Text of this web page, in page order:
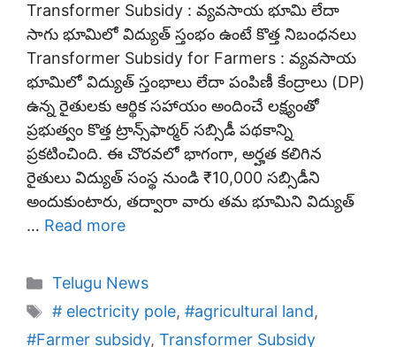
Transformer Subsidy : వ్యవసాయ భూమి లేదా
సాగు భూమిలో విద్యుత్‌ స్తంభం ఉంటే కొత్త నిబంధనలు
Transformer Subsidy for Farmers : వ్యవసాయ
భూమిలో విద్యుత్ స్తంభాలు లేదా పంపిణీ కేంద్రాలు (DP)
ఉన్న రైతులకు ఆర్థిక సహాయం అందించే లక్ష్యంతో
ప్రభుత్వం కొత్త ట్రాన్స్‌ఫార్మర్ సబ్సిడీ పథకాన్ని
ప్రకటించింది. ఈ చొరవలో భాగంగా, అర్హత కలిగిన
రైతులు విద్యుత్ సంస్థ నుండి ₹10,000 సబ్సిడీని
అందుకుంటారు, తద్వారా వారు తమ భూమిని విద్యుత్
… Read more
Categories
Telugu News
Tags
# electricity pole, #agricultural land,
#Farmer subsidy, Transformer Subsidy